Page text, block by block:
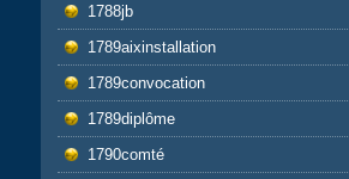
1788jb
1789aixinstallation
1789convocation
1789diplôme
1790comté